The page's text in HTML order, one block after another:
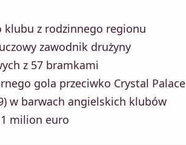
klubu z rodzinnego regionu
zawodnik drużyny
z 57 bramkami
gola przeciwko Crystal Palace
w barwach angielskich klubów
milion euro